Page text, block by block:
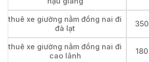
thuê xe giường nằm đồng nai đi
đà lạt
350
thuê xe giường nằm đồng nai đi
cao lãnh
180